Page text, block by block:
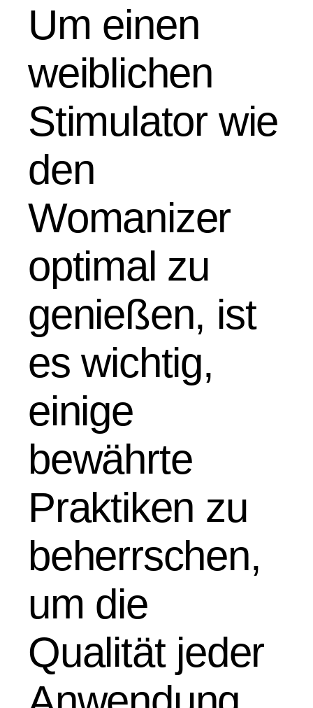
Um einen
weiblichen
Stimulator wie
den
Womanizer
optimal zu
genießen, ist
es wichtig,
einige
bewährte
Praktiken zu
beherrschen,
um die
Qualität jeder